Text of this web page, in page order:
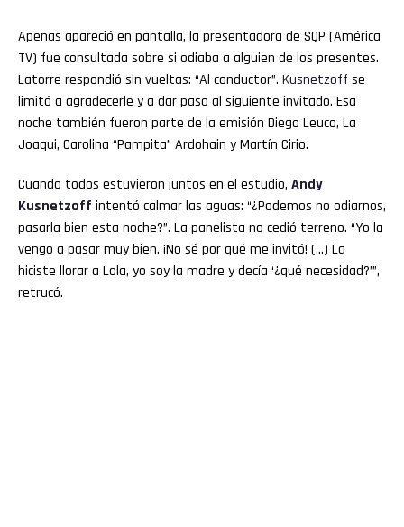
Apenas apareció en pantalla, la presentadora de SQP (América
TV) fue consultada sobre si odiaba a alguien de los presentes.
Latorre respondió sin vueltas: “Al conductor”. Kusnetzoff se
limitó a agradecerle y a dar paso al siguiente invitado. Esa
noche también fueron parte de la emisión Diego Leuco, La
Joaqui, Carolina “Pampita” Ardohain y Martín Cirio.
Cuando todos estuvieron juntos en el estudio, Andy
Kusnetzoff intentó calmar las aguas: “¿Podemos no odiarnos,
pasarla bien esta noche?”. La panelista no cedió terreno. “Yo la
vengo a pasar muy bien. ¡No sé por qué me invitó! (…) La
hiciste llorar a Lola, yo soy la madre y decía ‘¿qué necesidad?’”,
retrucó.